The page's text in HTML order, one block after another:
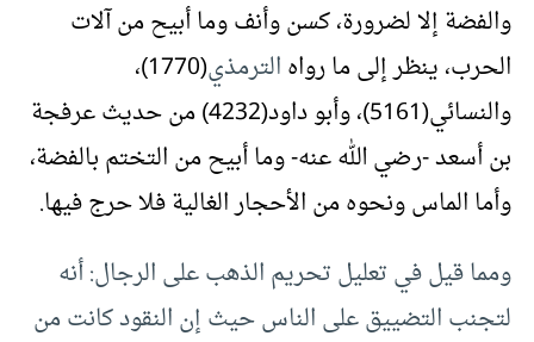
والفضة إلا لضرورة، كسن وأنف وما أبيح من آلات
الحرب، ينظر إلى ما رواهالترمذي
(1770)،
والنسائي(5161)، وأبو داود(4232) من حديث عرفجة
بن أسعد -رضي الله عنه- وما أبيح من التختم بالفضة،
وأما الماس ونحوه من الأحجار الغالية فلا حرج فيها.
ومما قيل في تعليل تحريم الذهب على الرجال: أنه
لتجنب التضييق على الناس حيث إن النقود كانت من